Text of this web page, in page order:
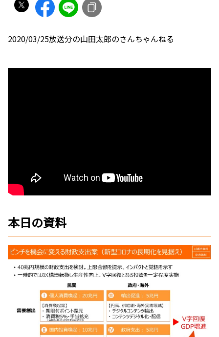
2020/03/25放送分の山田太郎のさんちゃんねる
本日の資料